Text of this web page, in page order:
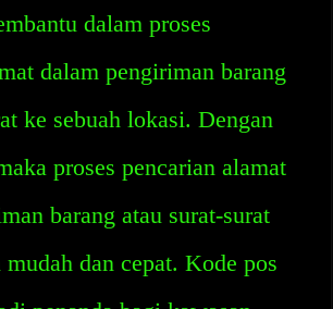
dalam proses
dalam pengiriman barang
ke sebuah lokasi. Dengan
proses pencarian alamat
barang atau surat-surat
dan cepat. Kode pos